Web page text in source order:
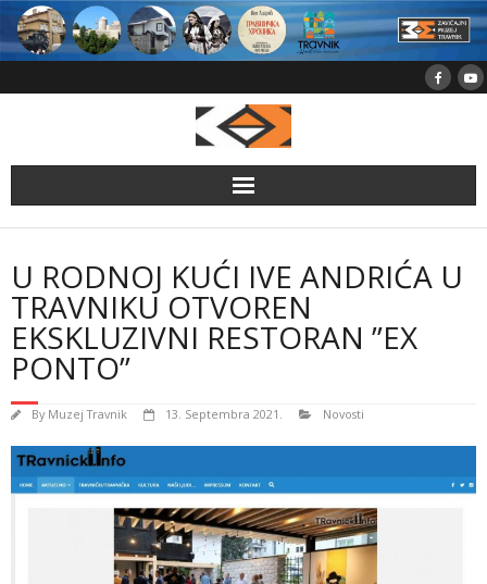
Skip
content
U RODNOJ KUĆI IVE ANDRIĆA U
TRAVNIKU OTVOREN
EKSKLUZIVNI RESTORAN ”EX
PONTO”
By Muzej Travnik 13. Septembra 2021. Novosti